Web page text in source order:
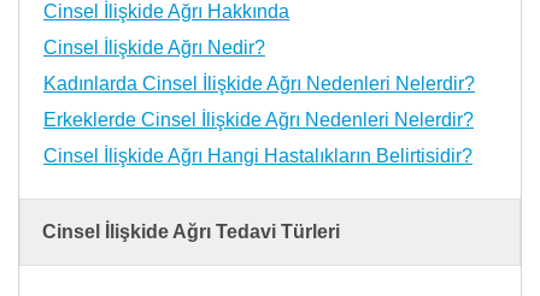
Cinsel İlişkide Ağrı Hakkında
Cinsel İlişkide Ağrı Nedir?
Kadınlarda Cinsel İlişkide Ağrı Nedenleri Nelerdir?
Erkeklerde Cinsel İlişkide Ağrı Nedenleri Nelerdir?
Cinsel İlişkide Ağrı Hangi Hastalıkların Belirtisidir?
Cinsel İlişkide Ağrı Tedavi Türleri